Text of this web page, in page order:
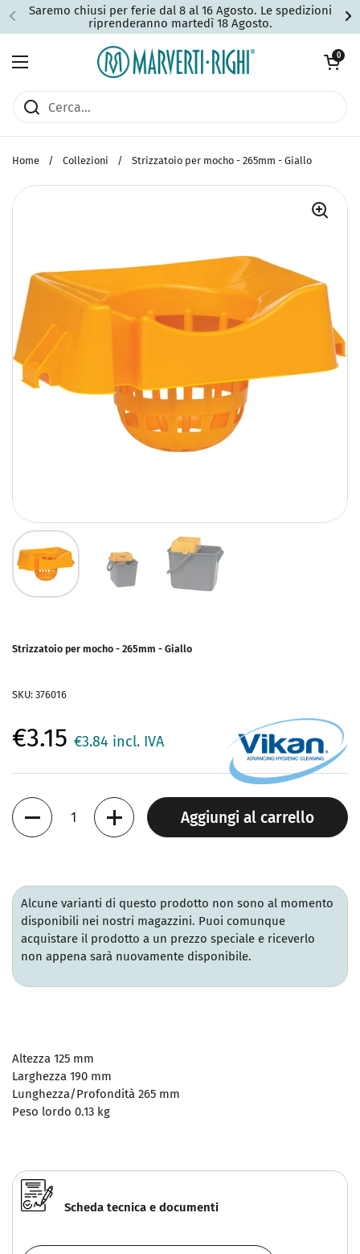
Passa ai contenuti
Saremo chiusi per ferie dal 8 al 16 Agosto. Le spedizioni
riprenderanno martedì 18 Agosto.
Apri menu
Apri carrello
0
Home / Collezioni / Strizzatoio per mocho - 265mm - Giallo
Strizzatoio per mocho - 265mm - Giallo
SKU: 376016
€3.15 €3.84 incl. IVA
Quantità
Aggiungi al carrello
Alcune varianti di questo prodotto non sono al momento
disponibili nei nostri magazzini. Puoi comunque
acquistare il prodotto a un prezzo speciale e riceverlo
non appena sarà nuovamente disponibile.
Altezza 125 mm
Larghezza 190 mm
Lunghezza/Profondità 265 mm
Peso lordo 0.13 kg
Scheda tecnica e documenti